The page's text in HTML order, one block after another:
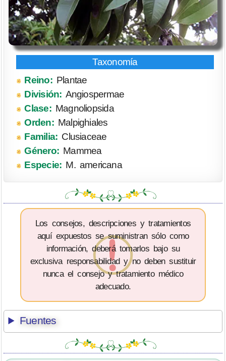
Reino:Plantae
División: Angiospermae
Clase:Magnoliopsida
Orden:Malpighiales
Familia: Clusiaceae
Género: Mammea
Especie: M. americana
Los consejos, descripciones y tratamientos
aquí expuestos se suministran sólo como
información, deberá tomarlos bajo su
exclusiva responsabilidad y no deben sustituir
nunca el consejo y tratamiento médico
adecuado.
Fuentes